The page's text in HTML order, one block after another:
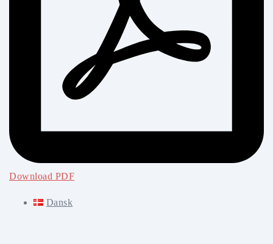
Download PDF
Dansk